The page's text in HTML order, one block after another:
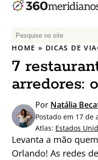
P
e
q
u
i
a
r
p
o
HOME » DICAS DE
7
arredores:
Por Natália
Postado em 17
Atlas: Estados
Levanta a mão
Orlando! As redes de